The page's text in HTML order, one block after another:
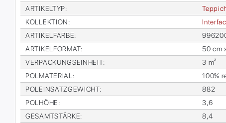
AR­TI­KEL­TYP:
KOL­LEK­TI­ON:
AR­TI­KEL­FAR­BE:
AR­TI­KEL­FOR­MAT:
50 cm
VER­PA­CKUNGS­EIN­HEIT:
3 m²
POL­MA­TE­RI­AL:
100%
POL­EIN­SATZ­GE­WICHT:
882
POL­HÖ­HE:
3,6
GE­SAMT­STÄR­KE:
8,4